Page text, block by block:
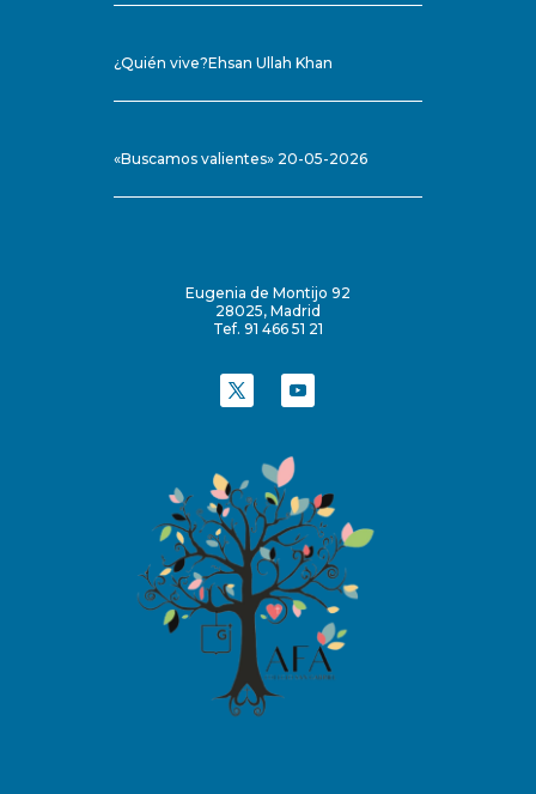
¿Quién vive?Ehsan Ullah Khan
«Buscamos valientes» 20-05-2026
Eugenia de Montijo 92
28025, Madrid
Tef. 91 466 51 21